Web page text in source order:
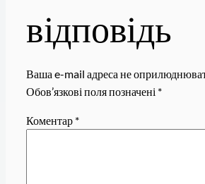
відповідь
Ваша e-mail адреса не
Обов’язкові поля позначені *
Коментар *